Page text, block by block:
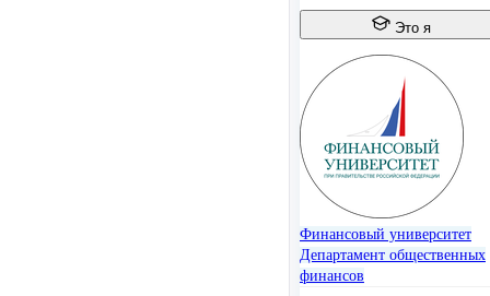
Это я
Финансовый университет
Департамент общественных
финансов